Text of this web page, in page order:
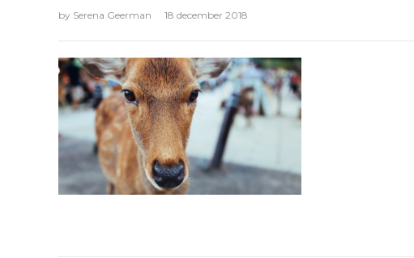
by Serena Geerman 18 december 2018